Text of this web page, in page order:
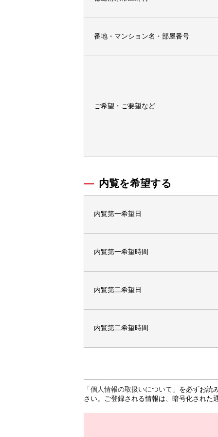
番地・マンション名・部屋番号
ご希望・ご要望など
内覧を希望する
内覧第一希望日
内覧第一希望時間
内覧第二希望日
内覧第二希望時間
「個人情報の取扱いについて 」を必ずお読
さい。ご登録される情報は、暗号化された